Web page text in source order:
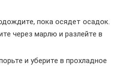
пока осядет осадок.
через марлю и разлейте в
и уберите в прохладное